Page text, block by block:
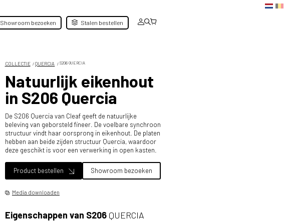
Showroom bezoeken Stalen bestellen
COLLECTIE QUERCIA S206 QUERCIA
Natuurlijk eikenhout
in S206 Quercia
De S206 Quercia van Cleaf geeft de natuurlijke
beleving van geborsteld fineer. De voelbare synchroon
structuur vindt haar oorsprong in eikenhout. De platen
hebben aan beide zijden structuur Quercia, waardoor
deze geschikt is voor een verwerking in open kasten.
Product bestellen Showroom bezoeken
Media downloaden
Eigenschappen van S206QUERCIA